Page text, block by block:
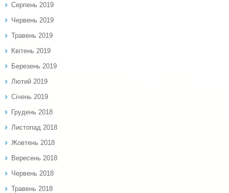
Серпень 2019
Червень 2019
Травень 2019
Квітень 2019
Березень 2019
Лютий 2019
Січень 2019
Грудень 2018
Листопад 2018
Жовтень 2018
Вересень 2018
Червень 2018
Травень 2018